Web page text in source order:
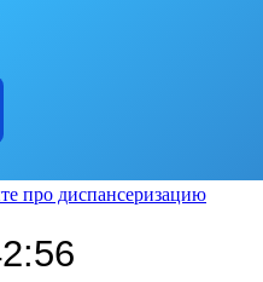
про диспансеризацию